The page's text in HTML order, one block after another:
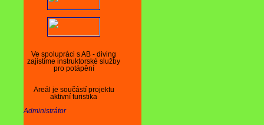
Ve spolupráci s AB - diving
zajistíme instruktorské služby
pro potápění
Areál je součástí projektu
aktivní turistika
Administrátor